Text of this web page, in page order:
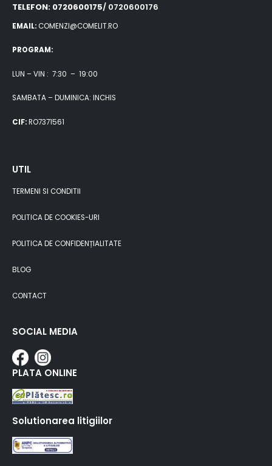
TELEFON: 0720600175/ 0720600176
EMAIL:COMENZI@COMELIT.RO
PROGRAM:
LUN – VIN : 7:30 – 19:00
SAMBATA – DUMINICA: INCHIS
CIF:RO7371561
UTIL
TERMENI SI CONDITII
POLITICA DE COOKIES-URI
POLITICA DE CONFIDENȚIALITATE
BLOG
CONTACT
SOCIAL MEDIA
PLATA ONLINE
Solutionarea litigiilor